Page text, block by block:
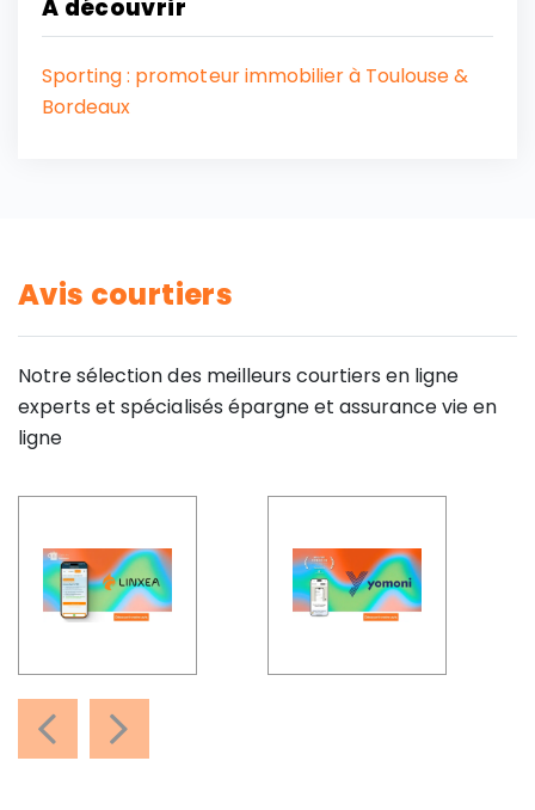
A découvrir
Sporting : promoteur immobilier à Toulouse &
Bordeaux
Avis courtiers
Notre sélection des meilleurs courtiers en ligne
experts et spécialisés épargne et assurance vie en
ligne